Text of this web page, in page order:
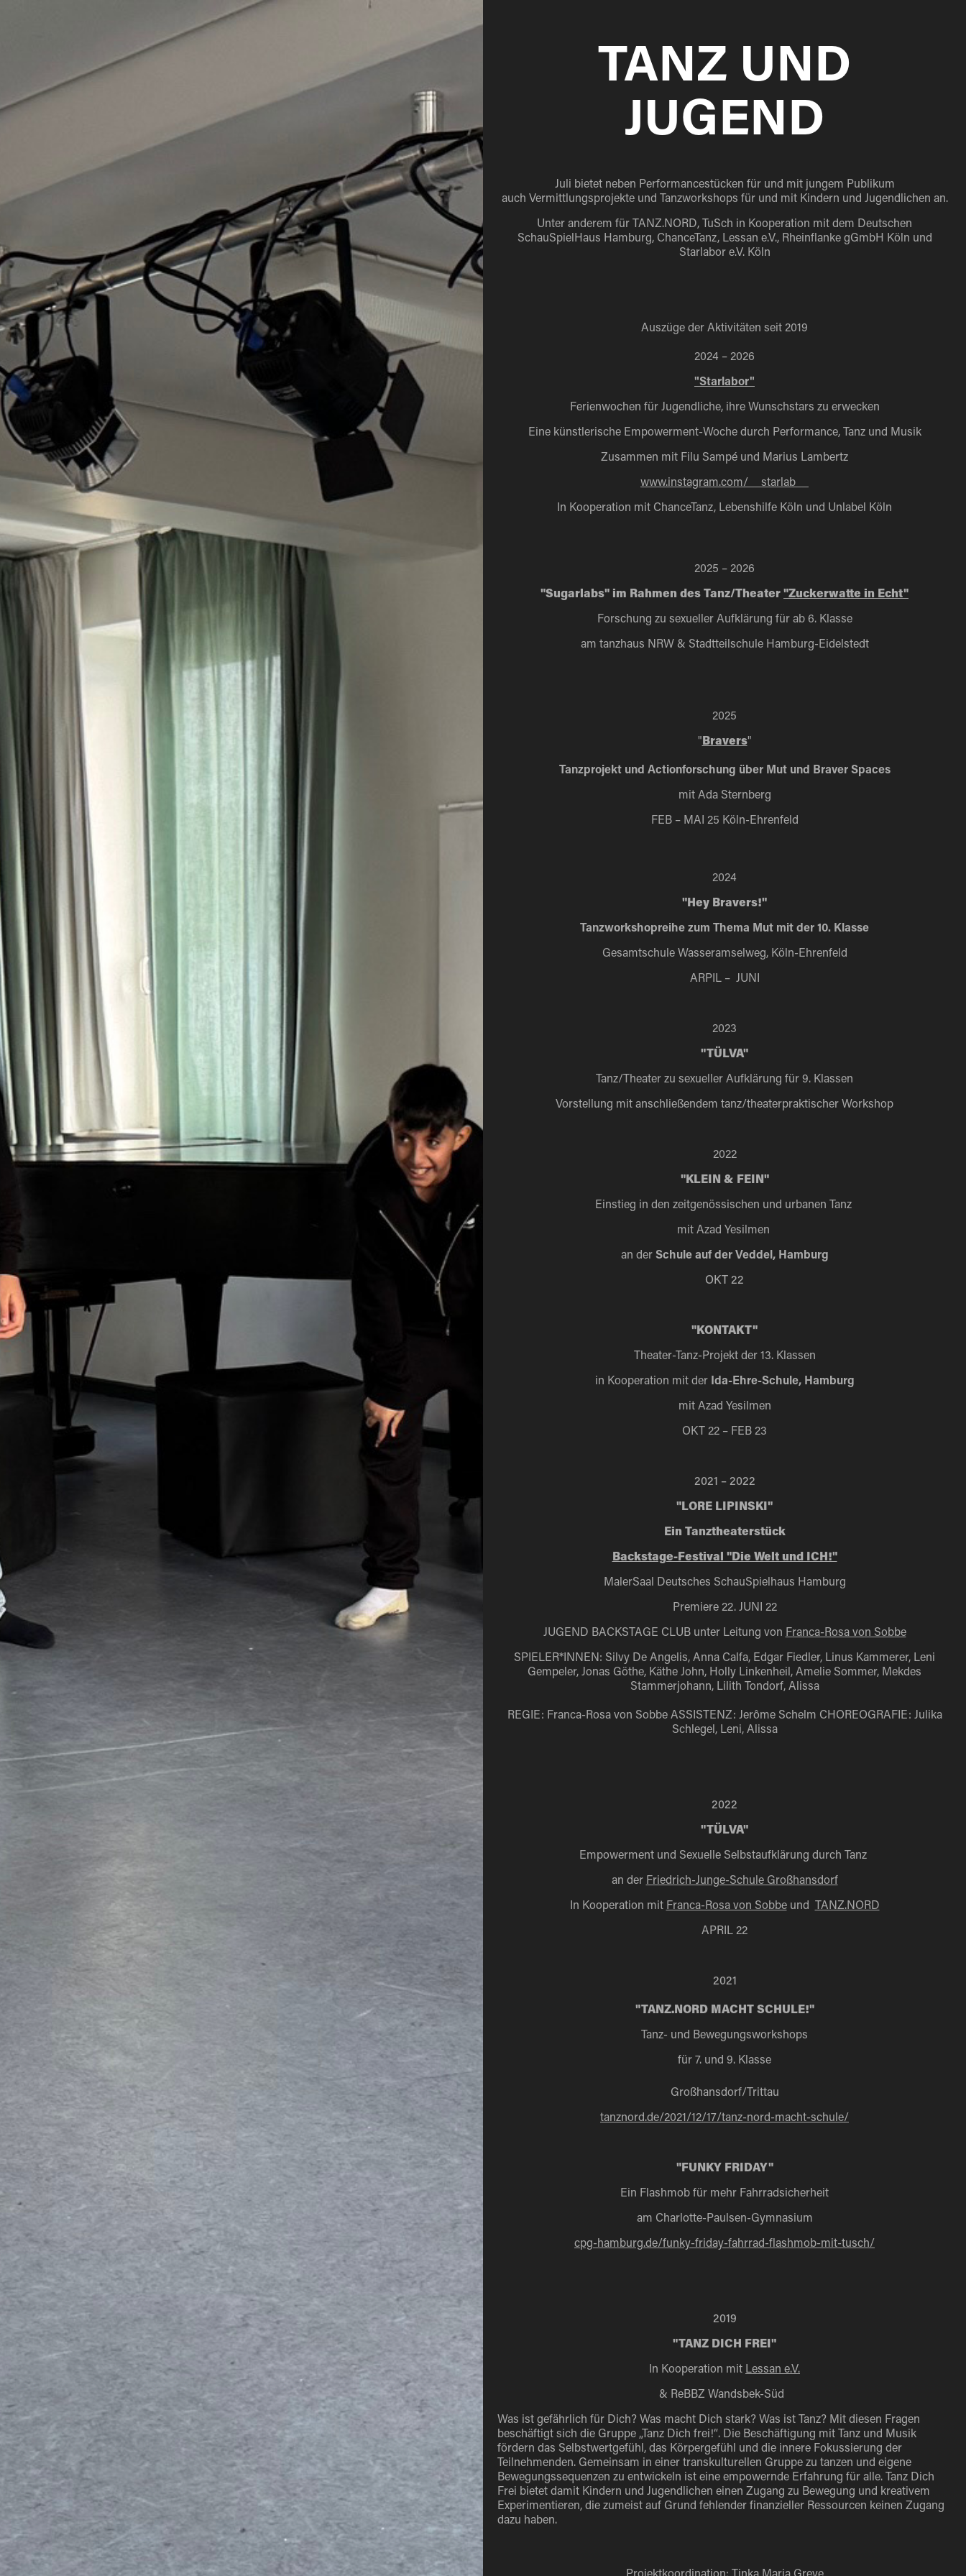
TANZ UND
JUGEND
Juli bietet neben Performancestücken für und mit jungem Publikum
auch Vermittlungsprojekte und Tanzworkshops für und mit Kindern und Jugendlichen an.
Unter anderem für TANZ.NORD, TuSch in Kooperation mit dem Deutschen
SchauSpielHaus Hamburg, ChanceTanz, Lessan e.V., Rheinflanke gGmbH Köln und
Starlabor e.V. Köln
Auszüge der Aktivitäten seit 2019
2024 – 2026
"Starlabor"
Ferienwochen für Jugendliche, ihre Wunschstars zu erwecken
Eine künstlerische Empowerment-Woche durch Performance, Tanz und Musik
Zusammen mit Filu Sampé und Marius Lambertz
www.instagram.com/__starlab__
In Kooperation mit ChanceTanz, Lebenshilfe Köln und Unlabel Köln
2025 – 2026
"Sugarlabs" im Rahmen des Tanz/Theater"Zuckerwatte in Echt"
Forschung zu sexueller Aufklärung für ab 6. Klasse
am tanzhaus NRW & Stadtteilschule Hamburg-Eidelstedt
2025
"Bravers"
Tanzprojekt und Actionforschung über Mut und Braver Spaces
mit Ada Sternberg
FEB – MAI 25 Köln-Ehrenfeld
2024
"Hey Bravers!"
Tanzworkshopreihe zum Thema Mut mit der 10. Klasse
Gesamtschule Wasseramselweg, Köln-Ehrenfeld
ARPIL – JUNI
2023
"TÜLVA"
Tanz/Theater zu sexueller Aufklärung für 9. Klassen
Vorstellung mit anschließendem tanz/theaterpraktischer Workshop
2022
"KLEIN & FEIN"
Einstieg in den zeitgenössischen und urbanen Tanz
mit Azad Yesilmen
an derSchule auf der Veddel, Hamburg
OKT 22
"KONTAKT"
Theater-Tanz-Projekt der 13. Klassen
in Kooperation mit der Ida-Ehre-Schule, Hamburg
mit Azad Yesilmen
OKT 22 – FEB 23
2021 – 2022
"LORE LIPINSKI"
Ein Tanztheaterstück
Backstage-Festival "Die Welt und ICH!"
MalerSaal Deutsches SchauSpielhaus Hamburg
Premiere 22. JUNI 22
JUGEND BACKSTAGE CLUB unter Leitung von Franca-Rosa von Sobbe
SPIELER*INNEN: Silvy De Angelis, Anna Calfa, Edgar Fiedler, Linus Kammerer, Leni
Gempeler, Jonas Göthe, Käthe John, Holly Linkenheil, Amelie Sommer, Mekdes
Stammerjohann, Lilith Tondorf, Alissa
REGIE: Franca-Rosa von Sobbe ASSISTENZ: Jerôme Schelm CHOREOGRAFIE: Julika
Schlegel, Leni, Alissa
2022
"TÜLVA"
Empowerment und Sexuelle Selbstaufklärung durch Tanz
an der Friedrich-Junge-Schule Großhansdorf
In Kooperation mit Franca-Rosa von Sobbeund TANZ.NORD
APRIL 22
2021
"TANZ.NORD MACHT SCHULE!"
Tanz- und Bewegungsworkshops
für 7. und 9. Klasse
Großhansdorf/Trittau
tanznord.de/2021/12/17/tanz-nord-macht-schule/
"FUNKY FRIDAY"
Ein Flashmob für mehr Fahrradsicherheit
am Charlotte-Paulsen-Gymnasium
cpg-hamburg.de/funky-friday-fahrrad-flashmob-mit-tusch/
2019
"TANZ DICH FREI"
In Kooperation mit Lessan e.V.
& ReBBZ Wandsbek-Süd
Was ist gefährlich für Dich? Was macht Dich stark? Was ist Tanz? Mit diesen Fragen
beschäftigt sich die Gruppe „Tanz Dich frei!“. Die Beschäftigung mit Tanz und Musik
fördern das Selbstwertgefühl, das Körpergefühl und die innere Fokussierung der
Teilnehmenden. Gemeinsam in einer transkulturellen Gruppe zu tanzen und eigene
Bewegungssequenzen zu entwickeln ist eine empowernde Erfahrung für alle.Tanz Dich
Frei bietet damit Kindern und Jugendlichen einen Zugang zu Bewegung und kreativem
Experimentieren, die zumeist auf Grund fehlender finanzieller Ressourcen keinen Zugang
dazu haben.
Projektkoordination: Tinka Maria Greve